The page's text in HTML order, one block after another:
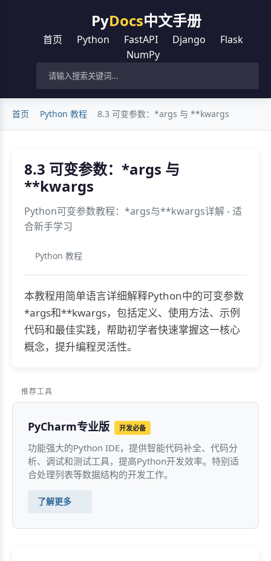
PyDocs中文手册
首页 Python FastAPI Django
Flask
NumPy
首页 Python 教程 8.3 可变参数：*args 与 **kwargs
8.3 可变参数：*args 与
**kwargs
Python可变参数教程：*args与**kwargs详解 - 适
合新手学习
Python 教程
本教程用简单语言详细解释Python中的可变参数
*args和**kwargs，包括定义、使用方法、示例
代码和最佳实践，帮助初学者快速掌握这一核心
概念，提升编程灵活性。
推荐工具
PyCharm专业版 开发必备
功能强大的Python IDE，提供智能代码补全、代码分
析、调试和测试工具，提高Python开发效率。特别适
合处理列表等数据结构的开发工作。
了解更多